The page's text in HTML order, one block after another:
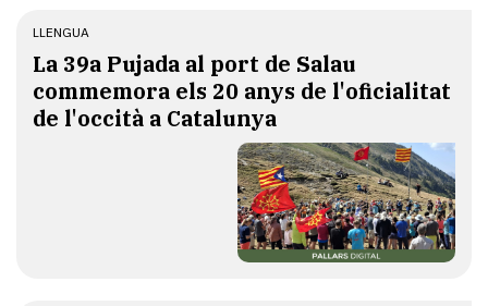
LLENGUA
​La 39a Pujada al port de Salau
commemora els 20 anys de l'oficialitat
de l'occità a Catalunya